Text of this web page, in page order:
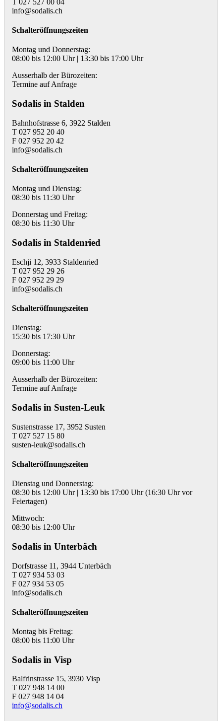
info@sodalis.ch
Schalteröffnungszeiten
Montag und Donnerstag:
08:00 bis 12:00 Uhr | 13:30 bis 17:00 Uhr
Ausserhalb der Bürozeiten:
Termine auf Anfrage
Sodalis in Stalden
Bahnhofstrasse 6, 3922 Stalden
T 027 952 20 40
F 027 952 20 42
info@sodalis.ch
Schalteröffnungszeiten
Montag und Dienstag:
08:30 bis 11:30 Uhr
Donnerstag und Freitag:
08:30 bis 11:30 Uhr
Sodalis in Staldenried
Eschji 12, 3933 Staldenried
T 027 952 29 26
F 027 952 29 29
info@sodalis.ch
Schalteröffnungszeiten
Dienstag:
15:30 bis 17:30 Uhr
Donnerstag:
09:00 bis 11:00 Uhr
Ausserhalb der Bürozeiten:
Termine auf Anfrage
Sodalis in Susten-Leuk
Sustenstrasse 17, 3952 Susten
T 027 527 15 80
susten-leuk@sodalis.ch
Schalteröffnungszeiten
Dienstag und Donnerstag:
08:30 bis 12:00 Uhr | 13:30 bis 17:00 Uhr (16:30 Uhr vor
Feiertagen)
Mittwoch:
08:30 bis 12:00 Uhr
Sodalis in Unterbäch
Dorfstrasse 11, 3944 Unterbäch
T 027 934 53 03
F 027 934 53 05
info@sodalis.ch
Schalteröffnungszeiten
Montag bis Freitag:
08:00 bis 11:00 Uhr
Sodalis in Visp
Balfrinstrasse 15, 3930 Visp
T 027 948 14 00
F 027 948 14 04
info@sodalis.ch